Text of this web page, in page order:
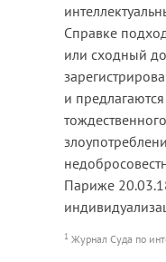
Справке
или сходный
и
Париже
1 Журнал Суда по